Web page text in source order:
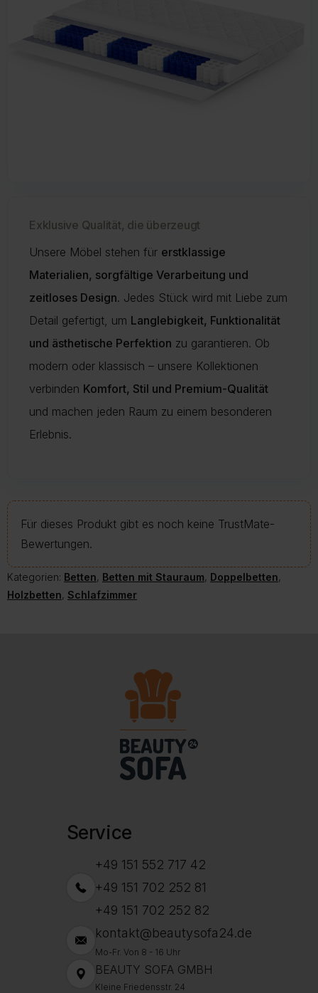
Exklusive Qualität, die überzeugt
Unsere Möbel stehen für erstklassige
Materialien, sorgfältige Verarbeitung und
zeitloses Design. Jedes Stück wird mit Liebe zum
Detail gefertigt, um Langlebigkeit, Funktionalität
und ästhetische Perfektion zu garantieren. Ob
modern oder klassisch – unsere Kollektionen
verbinden Komfort, Stil und Premium-Qualität
und machen jeden Raum zu einem besonderen
Erlebnis.
Für dieses Produkt gibt es noch keine TrustMate-
Bewertungen.
Kategorien: Betten, Betten mit Stauraum, Doppelbetten,
Holzbetten, Schlafzimmer
Service
+49 151 552 717 42
+49 151 702 252 81
+49 151 702 252 82
kontakt@beautysofa24.de
Mo-Fr. Von 8 - 16 Uhr
BEAUTY SOFA GMBH
Kleine Friedensstr. 24